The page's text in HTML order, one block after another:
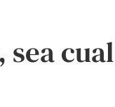
sea cual